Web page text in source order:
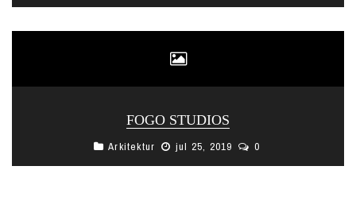
FOGO STUDIOS
Arkitektur jul 25, 2019 0